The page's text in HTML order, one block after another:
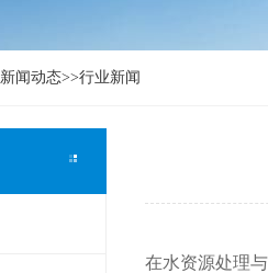
新闻动态>>行业新闻
在水资源处理